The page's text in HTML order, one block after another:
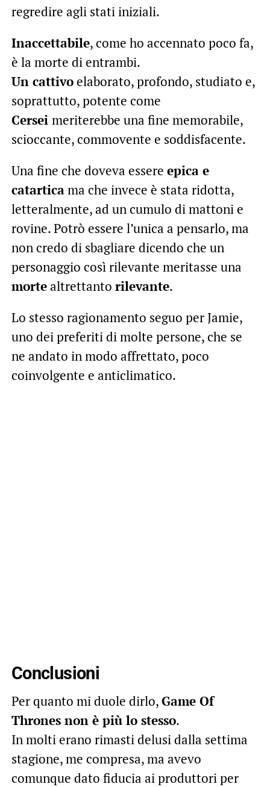
regredire agli stati iniziali.
Inaccettabile, come ho accennato poco fa,
è la morte di entrambi.
Un cattivoelaborato, profondo, studiato e,
soprattutto, potente come
Cersei meriterebbe una fine memorabile,
scioccante, commovente e soddisfacente.
Una fine che doveva essere epica e
catarticama che invece è stata ridotta,
letteralmente, ad un cumulo di mattoni e
rovine. Potrò essere l’unica a pensarlo, ma
non credo di sbagliare dicendo che un
personaggio così rilevante meritasse una
mortealtrettanto rilevante.
Lo stesso ragionamento seguo per Jamie,
uno dei preferiti di molte persone, che se
ne andato in modo affrettato, poco
coinvolgente e anticlimatico.
Conclusioni
Per quanto mi duole dirlo,Game Of
Thrones non è più lo stesso.
In molti erano rimasti delusi dalla settima
stagione, me compresa, ma avevo
comunque dato fiducia ai produttori per